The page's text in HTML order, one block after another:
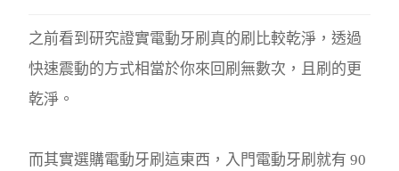
之前看到研究證實電動牙刷真的刷比較乾淨，透過
快速震動的方式相當於你來回刷無數次，且刷的更
乾淨。
而其實選購電動牙刷這東西，入門電動牙刷就有 90